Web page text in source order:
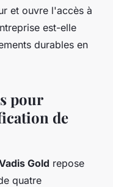
et ouvre l'accès à
est-elle
durables en
pour
de
Gold repose
quatre